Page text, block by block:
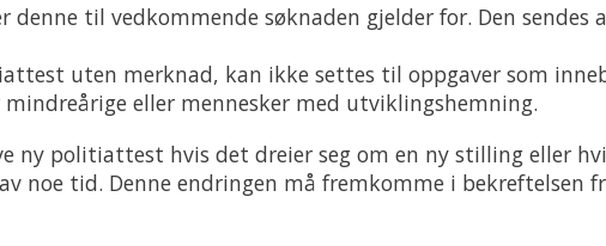
til vedkommende søknaden gjelder for. Den sendes
uten merknad, kan ikke settes til oppgaver som
eller mennesker med utviklingshemning.
ny politiattest hvis det dreier seg om en ny stilling eller
noe tid. Denne endringen må fremkomme i bekreftelsen